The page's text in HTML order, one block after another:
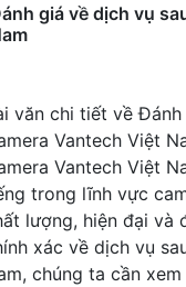
giá về dịch vụ
văn chi tiết về
Vantech Việt
Vantech Việt
trong lĩnh vực
lượng, hiện đại và
xác về dịch vụ
chúng ta cần